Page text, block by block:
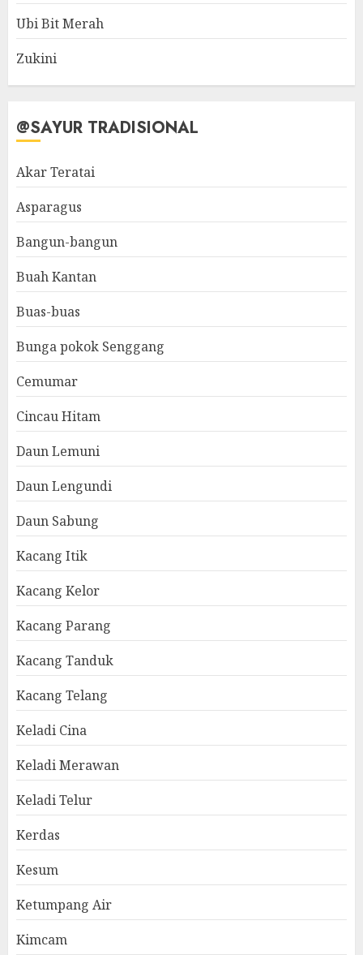
Ubi Bit Merah
Zukini
@SAYUR TRADISIONAL
Akar Teratai
Asparagus
Bangun-bangun
Buah Kantan
Buas-buas
Bunga pokok Senggang
Cemumar
Cincau Hitam
Daun Lemuni
Daun Lengundi
Daun Sabung
Kacang Itik
Kacang Kelor
Kacang Parang
Kacang Tanduk
Kacang Telang
Keladi Cina
Keladi Merawan
Keladi Telur
Kerdas
Kesum
Ketumpang Air
Kimcam